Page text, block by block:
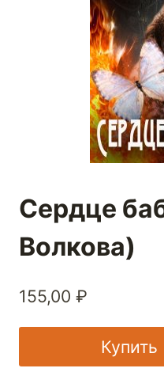
Сердце
Волкова)
155,00 ₽
Купить